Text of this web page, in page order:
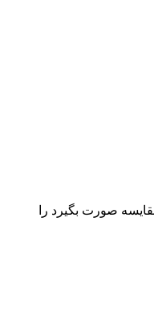
صورت بگیرد را